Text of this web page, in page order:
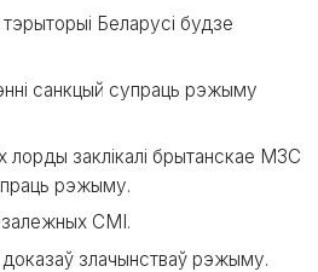
Беларусі будзе
санкцый супраць рэжыму
лорды заклікалі брытанскае МЗС
рэжыму.
СМІ.
злачынстваў рэжыму.